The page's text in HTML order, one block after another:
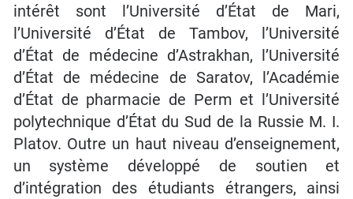
intérêt sont l’Université d’État de Mari,
l’Université d’État de Tambov, l’Université
d’État de médecine d’Astrakhan, l’Université
d’État de médecine de Saratov, l’Académie
d’État de pharmacie de Perm et l’Université
polytechnique d’État du Sud de la Russie M. I.
Platov. Outre un haut niveau d’enseignement,
un système développé de soutien et
d’intégration des étudiants étrangers, ainsi